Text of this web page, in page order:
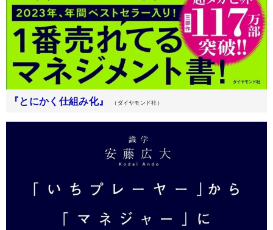
『とにかく仕組み化』 （ダイヤモンド社）